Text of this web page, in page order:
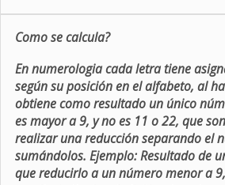
Como se calcula?
En numerologia cada letra tiene
según su posición en el alfabeto, al
obtiene como resultado un único
es mayor a 9, y no es 11 o 22, que
realizar una reducción separando el
sumándolos. Ejemplo: Resultado de
que reducirlo a un número menor a